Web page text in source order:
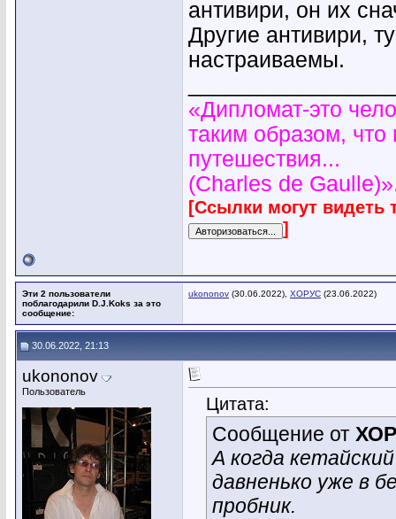
антивири, он их
Другие антивири,
настраиваемы.
«Дипломат-это
таким образом,
путешествия...
(Charles de
[Ссылки могут видеть
]
Эти 2 пользователи
поблагодарили D.J.Koks за это
сообщение:
ukononov (30.06.2022), ХОРУС (23.06.2022)
30.06.2022, 21:13
ukononov
Пользователь
Цитата:
Сообщение от
А когда
давненько уже в
пробник.